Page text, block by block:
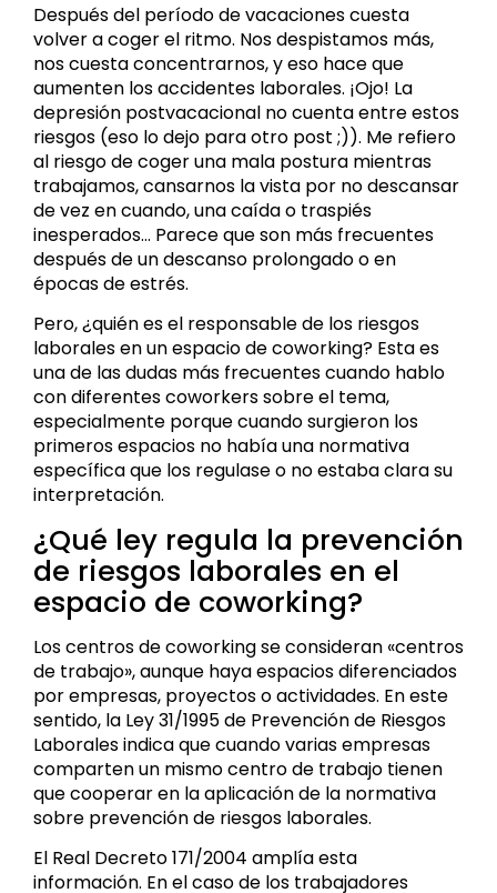
Después del período de vacaciones cuesta
volver a coger el ritmo. Nos despistamos más,
nos cuesta concentrarnos, y eso hace que
aumenten los accidentes laborales. ¡Ojo! La
depresión postvacacional no cuenta entre estos
riesgos (eso lo dejo para otro post ;)). Me refiero
al riesgo de coger una mala postura mientras
trabajamos, cansarnos la vista por no descansar
de vez en cuando, una caída o traspiés
inesperados… Parece que son más frecuentes
después de un descanso prolongado o en
épocas de estrés.
Pero, ¿quién es el responsable de los riesgos
laborales en un espacio de coworking? Esta es
una de las dudas más frecuentes cuando hablo
con diferentes coworkers sobre el tema,
especialmente porque cuando surgieron los
primeros espacios no había una normativa
específica que los regulase o no estaba clara su
interpretación.
¿Qué ley regula la prevención
de riesgos laborales en el
espacio de coworking?
Los centros de coworking se consideran «centros
de trabajo», aunque haya espacios diferenciados
por empresas, proyectos o actividades. En este
sentido, la Ley 31/1995 de Prevención de Riesgos
Laboralesindica que cuando varias empresas
comparten un mismo centro de trabajo tienen
que cooperar en la aplicación de la normativa
sobre prevención de riesgos laborales.
El Real Decreto 171/2004 amplía esta
información. En el caso de los trabajadores